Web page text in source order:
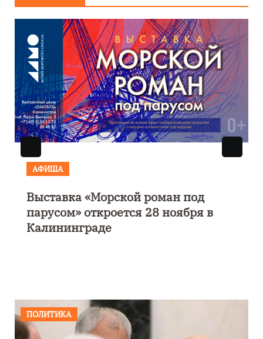
АФИША
Музыкально-поэтический
моноспектакль «Исповедь в четыре
четверти пути»
ПОЛИТИКА